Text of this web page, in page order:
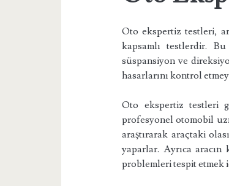
Oto ekspertiz testleri,
kapsamlı testlerdir. Bu
süspansiyon ve
hasarlarını kontrol
Oto ekspertiz testleri
profesyonel otomobil
araştırarak araçtaki
yaparlar. Ayrıca
problemleri tespit etmek